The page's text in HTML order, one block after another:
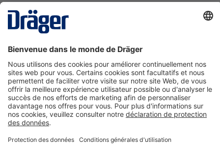
La technologie
Nous contacter
A propos de Dräger
Informations